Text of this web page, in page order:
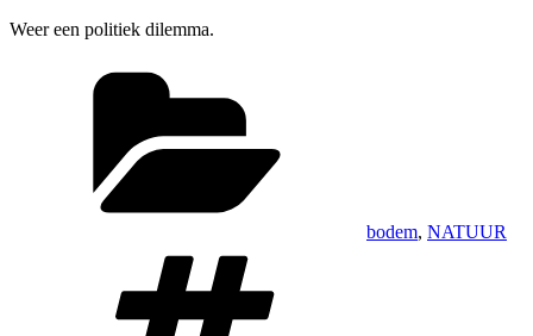
Weer een politiek dilemma.
bodem, NATUUR